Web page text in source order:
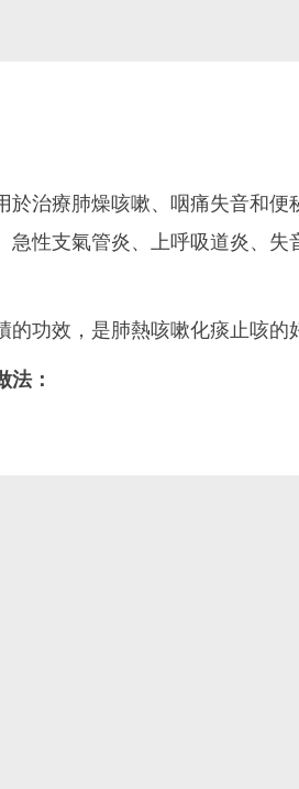
於治療肺燥咳嗽、咽痛失音和便
性支氣管炎、上呼吸道炎、失
功效，是肺熱咳嗽化痰止咳的
法：